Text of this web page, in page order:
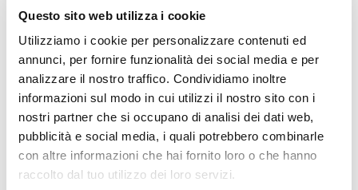
Questo sito web utilizza i cookie
Utilizziamo i cookie per personalizzare contenuti ed
annunci, per fornire funzionalità dei social media e per
analizzare il nostro traffico. Condividiamo inoltre
informazioni sul modo in cui utilizzi il nostro sito con i
nostri partner che si occupano di analisi dei dati web,
pubblicità e social media, i quali potrebbero combinarle
con altre informazioni che hai fornito loro o che hanno
raccolto dal tuo utilizzo dei loro servizi.
Documentazione tecnica
TDS / Scheda tecnica
Registrati per i download
COA
Registrati per i download
SDS / Scheda di
Sicurezza
Registrati per i download